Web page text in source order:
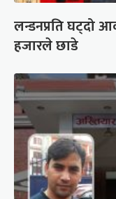
लन्डनप्रति घट्दो
हजारले छाडे